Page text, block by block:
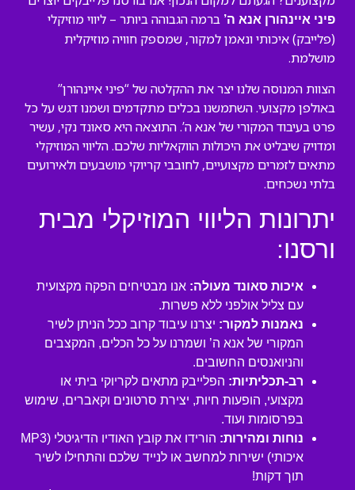
פיני איינהורן אנא ה’ ברמה הגבוהה ביותר – ליווי מוזיקלי
(פלייבק) איכותי ונאמן למקור, שמספק חוויה מוזיקלית
מושלמת.
הצוות המנוסה שלנו יצר את ההקלטה של “פיני איינהורן”
באולפן מקצועי. השתמשנו בכלים מתקדמים ושמנו דגש על כל
פרט בעיבוד המקורי של אנא ה’. התוצאה היא סאונד נקי, עשיר
ומדויק שיבליט את היכולות הווקאליות שלכם. הליווי המוזיקלי
מתאים לזמרים מקצועיים, לחובבי קריוקי מושבעים ולאירועים
בלתי נשכחים.
יתרונות הליווי המוזיקלי מבית
ורסנו:
איכות סאונד מעולה: אנו מבטיחים הפקה מקצועית
עם צליל אולפני ללא פשרות.
נאמנות למקור: יצרנו עיבוד קרוב ככל הניתן לשיר
המקורי של אנא ה’ ושמרנו על כל הכלים, המקצבים
והניואנסים החשובים.
רב-תכליתיות: הפלייבק מתאים לקריוקי ביתי או
מקצועי, הופעות חיות, יצירת סרטונים וקאברים, שימוש
בפרסומות ועוד.
נוחות ומהירות:
הורידו את קובץ האודיו הדיגיטלי (MP3
איכותי) ישירות למחשב או לנייד שלכם והתחילו לשיר
תוך דקות!